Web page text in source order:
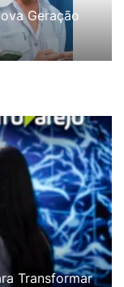
Geração
Transformar